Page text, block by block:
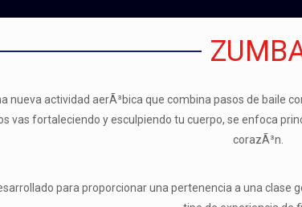
nueva actividad aerÃ³bica que combina pasos de baile
vas fortaleciendo y esculpiendo tu cuerpo, se enfoca
corazÃ³n.
para proporcionar una pertenencia a una